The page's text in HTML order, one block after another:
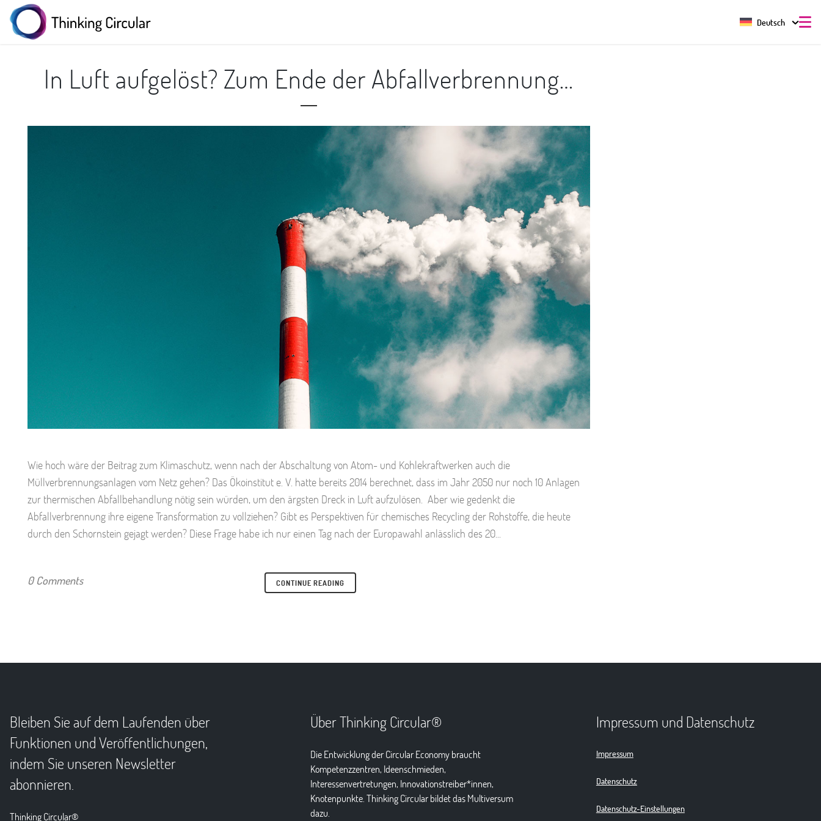
Deutsch
In Luft aufgelöst? Zum Ende der Abfallverbrennung…
Wie hoch wäre der Beitrag zum Klimaschutz, wenn nach der Abschaltung von Atom- und Kohlekraftwerken auch die
Müllverbrennungsanlagen vom Netz gehen? Das Ökoinstitut e. V. hatte bereits 2014 berechnet, dass im Jahr 2050 nur noch 10 Anlagen
zur thermischen Abfallbehandlung nötig sein würden, um den ärgsten Dreck in Luft aufzulösen. Aber wie gedenkt die
Abfallverbrennung ihre eigene Transformation zu vollziehen? Gibt es Perspektiven für chemisches Recycling der Rohstoffe, die heute
durch den Schornstein gejagt werden? Diese Frage habe ich nur einen Tag nach der Europawahl anlässlich des 20...
0 Comments CONTINUE READING
Bleiben Sie auf dem Laufenden über
Funktionen und Veröffentlichungen,
indem Sie unseren Newsletter
abonnieren.
Thinking Circular®
Über Thinking Circular®
Die Entwicklung der Circular Economy braucht
Kompetenzzentren, Ideenschmieden,
Interessenvertretungen, Innovationstreiber*innen,
Knotenpunkte. Thinking Circular bildet das Multiversum
dazu.
Impressum und Datenschutz
Impressum
Datenschutz
Datenschutz-Einstellungen